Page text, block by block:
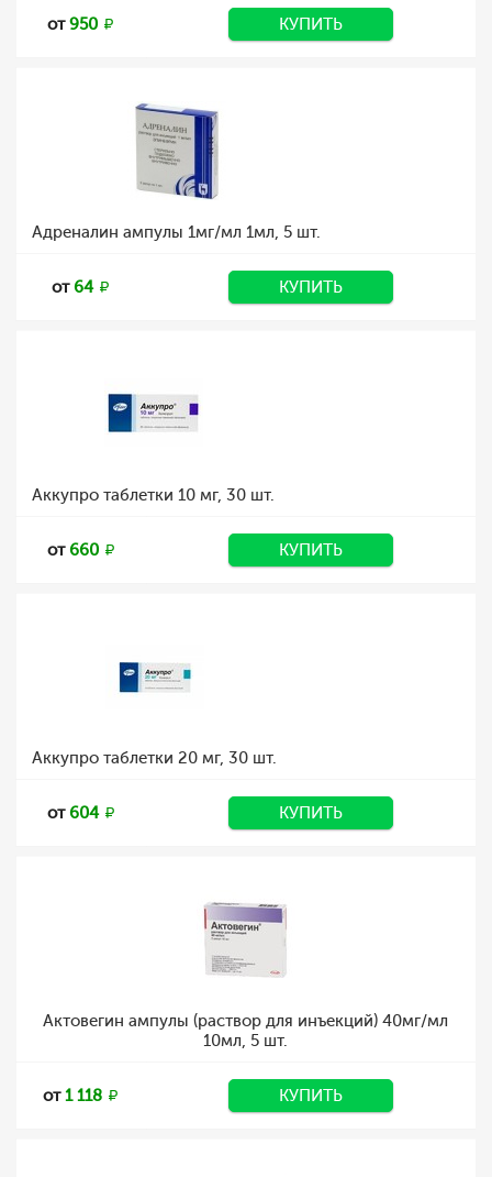
от950 КУПИТЬ
Адреналин ампулы 1мг/мл 1мл, 5 шт.
от64 КУПИТЬ
Аккупро таблетки 10 мг, 30 шт.
от660 КУПИТЬ
Аккупро таблетки 20 мг, 30 шт.
от604 КУПИТЬ
Актовегин ампулы (раствор для инъекций) 40мг/мл
10мл, 5 шт.
от1 118 КУПИТЬ